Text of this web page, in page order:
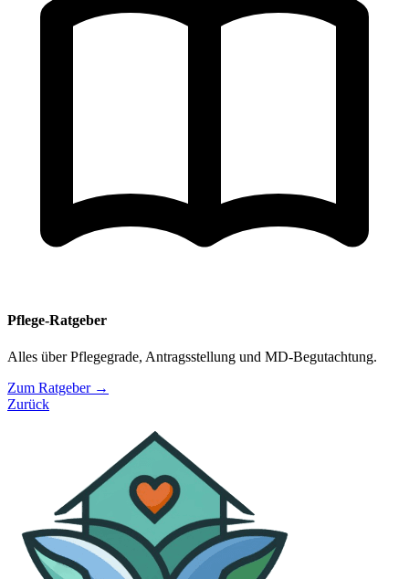
Pflege-Ratgeber
Alles über Pflegegrade, Antragsstellung und MD-Begutachtung.
Zum Ratgeber →
Zurück